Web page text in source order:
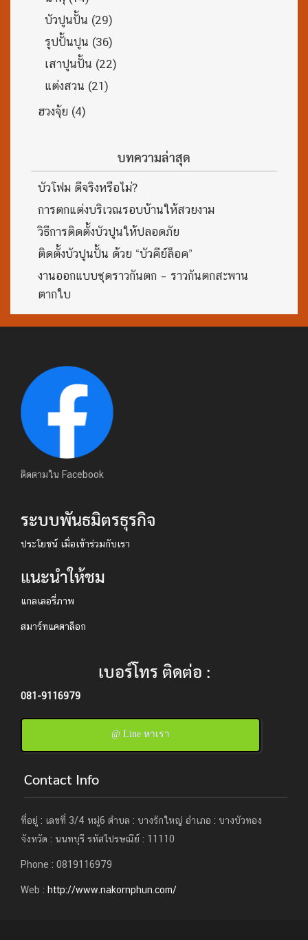
บัวปูนปั้น (29)
รูปปั้นปูน (36)
เสาปูนปั้น (22)
แต่งสวน (21)
ฮวงจุ้ย (4)
บทความล่าสุด
บัวโฟม ดีจริงหรือไม่?
การตกแต่งบริเวณรอบบ้านให้สวยงาม
วิธีการติดตั้งบัวปูนให้ปลอดภัย
ติดตั้งบัวปูนปั้น ด้วย “บัวคีย์ล็อค”
งานออกแบบชุดราวกันตก – ราวกันตกสะพาน
ตากใบ
ติดตามใน Facebook
ระบบพันธมิตรธุรกิจ
ประโยชน์ เมื่อเข้าร่วมกับเรา
แนะนำให้ชม
แกลเลอรี่ภาพ
สมาร์ทแคตาล็อก
เบอร์โทร ติดต่อ :
081-9116979
@ Line หาเรา
Contact Info
ที่อยู่ : เลขที่ 3/4 หมู่6 ตำบล : บางรักใหญ่ อำเภอ : บางบัวทอง
จังหวัด : นนทบุรี รหัสไปรษณีย์ : 11110
Phone : 0819116979
Web : http://www.nakornphun.com/